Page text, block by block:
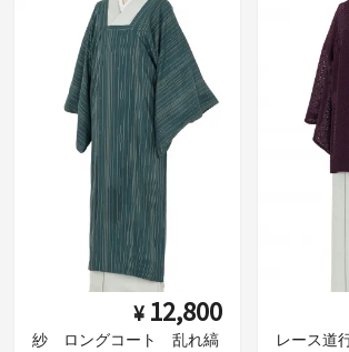
¥ 12,800
紗 ロングコート 乱れ縞 レース道